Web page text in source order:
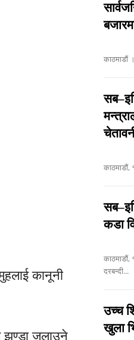
कानूनी
झण्डा जलाउने
काठमाडौं
काठमाडौं,
कडा
काठमाडौं, १७ साउन जलस्रोत तथा
दरबन्दी...
उच्च
खुला